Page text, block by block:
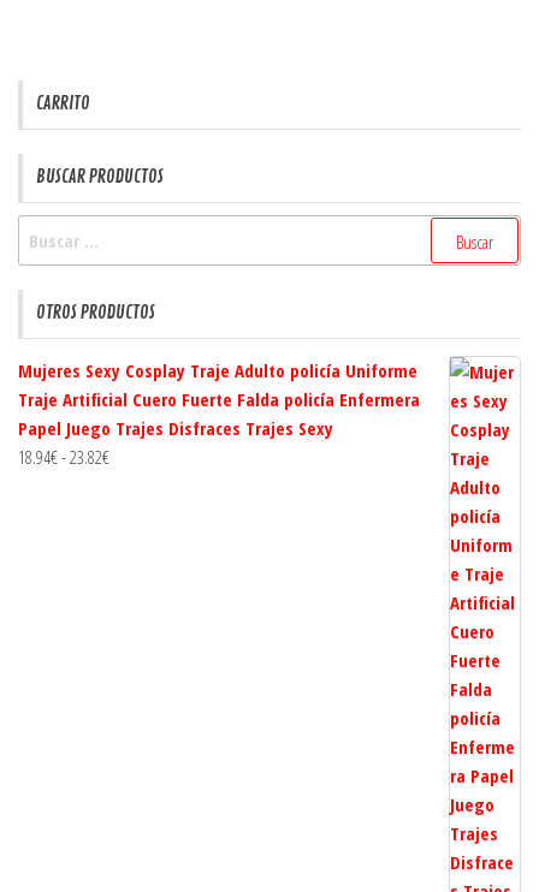
la
de
CARRITO
BUSCAR PRODUCTOS
OTROS PRODUCTOS
Mujeres Sexy Cosplay Traje Adulto policía Uniforme
Traje Artificial Cuero Fuerte Falda policía Enfermera
Papel Juego Trajes Disfraces Trajes Sexy
18.94€-23.82€Rango